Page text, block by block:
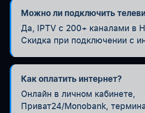
Можно ли подключить
Да, IPTV с 200+ каналами в
Скидка при подключении с
Как оплатить интернет?
Онлайн в личном кабинете,
Приват24/Monobank,